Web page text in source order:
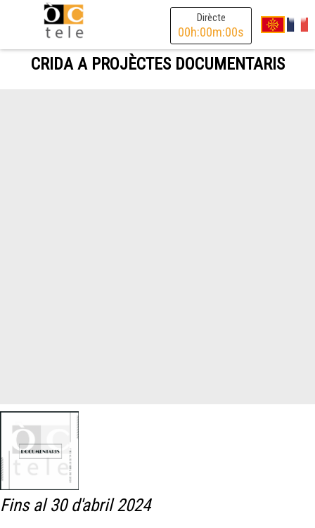
Dirècte
00h:00m:00s
CRIDA A PROJÈCTES DOCUMENTARIS
Fins al 30 d'abril 2024